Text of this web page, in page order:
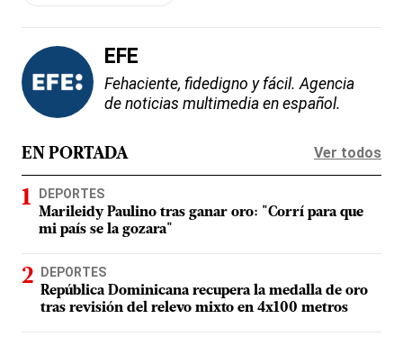
EFE
Fehaciente, fidedigno y fácil. Agencia
de noticias multimedia en español.
EN PORTADA Ver todos
DEPORTES
Marileidy Paulino tras ganar oro: "Corrí para que
mi país se la gozara"
DEPORTES
República Dominicana recupera la medalla de oro
tras revisión del relevo mixto en 4x100 metros